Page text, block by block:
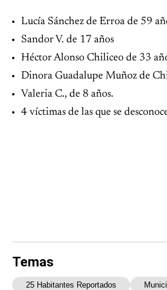
Lucía Sánchez de Erroa de 59
Sandor V. de 17 años
Héctor Alonso Chiliceo de 33
Dinora Guadalupe Muñoz de
Valeria C., de 8 años.
4 víctimas de las que se
Temas
25 Habitantes Reportados